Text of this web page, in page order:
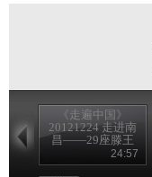
《走遍中国》
20121224 走进南
昌——29座滕王
24:57